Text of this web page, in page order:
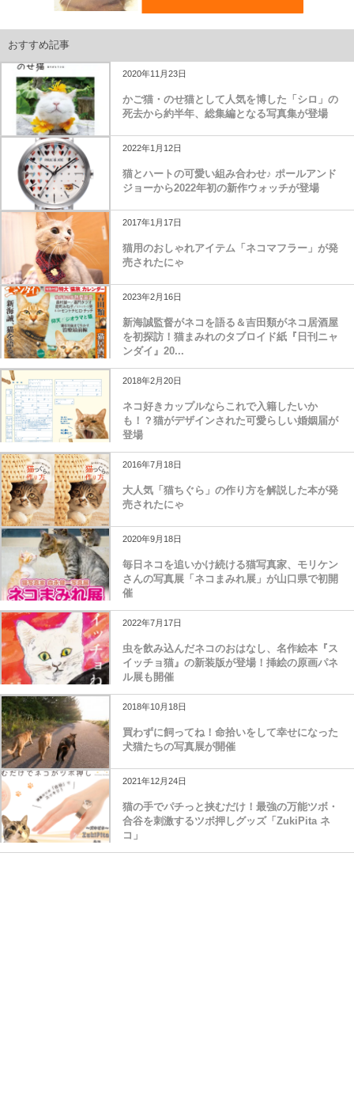
おすすめ記事
2020年11月23日
かご猫・のせ猫として人気を博した「シロ」の
死去から約半年、総集編となる写真集が登場
2022年1月12日
猫とハートの可愛い組み合わせ♪ ポールアンド
ジョーから2022年初の新作ウォッチが登場
2017年1月17日
猫用のおしゃれアイテム「ネコマフラー」が発
売されたにゃ
2023年2月16日
新海誠監督がネコを語る＆吉田類がネコ居酒屋
を初探訪！猫まみれのタブロイド紙『日刊ニャ
ンダイ』20...
2018年2月20日
ネコ好きカップルならこれで入籍したいか
も！？猫がデザインされた可愛らしい婚姻届が
登場
2016年7月18日
大人気「猫ちぐら」の作り方を解説した本が発
売されたにゃ
2020年9月18日
毎日ネコを追いかけ続ける猫写真家、モリケン
さんの写真展「ネコまみれ展」が山口県で初開
催
2022年7月17日
虫を飲み込んだネコのおはなし、名作絵本『ス
イッチョ猫』の新装版が登場！挿絵の原画パネ
ル展も開催
2018年10月18日
買わずに飼ってね！命拾いをして幸せになった
犬猫たちの写真展が開催
2021年12月24日
猫の手でパチっと挟むだけ！最強の万能ツボ・
合谷を刺激するツボ押しグッズ「ZukiPita ネ
コ」